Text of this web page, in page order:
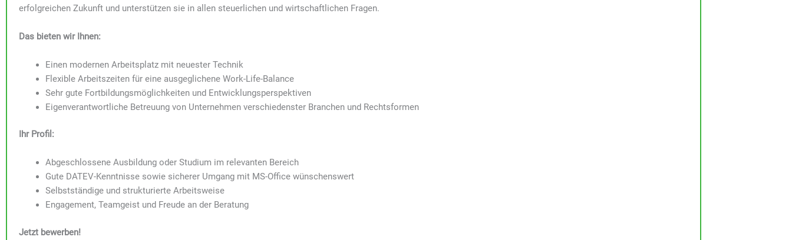
erfolgreichen Zukunft und unterstützen sie in allen steuerlichen und wirtschaftlichen Fragen.
Das bieten wir Ihnen:
Einen modernen Arbeitsplatz mit neuester Technik
Flexible Arbeitszeiten für eine ausgeglichene Work-Life-Balance
Sehr gute Fortbildungsmöglichkeiten und Entwicklungsperspektiven
Eigenverantwortliche Betreuung von Unternehmen verschiedenster Branchen und Rechtsformen
Ihr Profil:
Abgeschlossene Ausbildung oder Studium im relevanten Bereich
Gute DATEV-Kenntnisse sowie sicherer Umgang mit MS-Office wünschenswert
Selbstständige und strukturierte Arbeitsweise
Engagement, Teamgeist und Freude an der Beratung
Jetzt bewerben!